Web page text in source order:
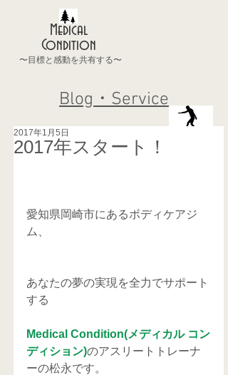
Medical
Condition
〜目標と感動を共有する〜
Blog・Service
2017年スタート！
2017年1月5日
愛知県岡崎市にあるボディケアジ
ム、
あなたの夢の実現を全力でサポート
する
Medical Condition(メディカル コン
ディション)のアスリートトレーナ
ーの松永です。